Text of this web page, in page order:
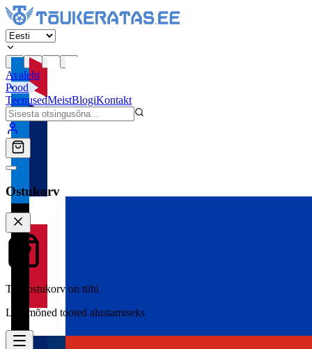
Avaleht
Pood
TeenusedMeistBlogiKontakt
Ostukorv
Teie ostukorv on tühi
Lisa mõned tooted alustamiseks